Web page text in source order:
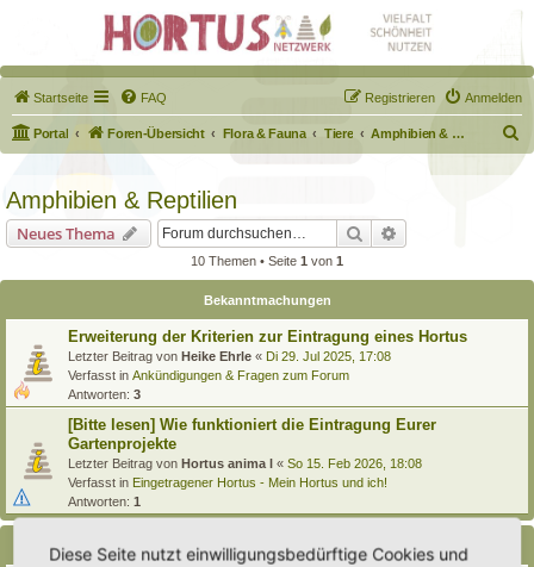
Startseite FAQ Anmelden
Registrieren
Portal Foren-Übersicht Flora & Fauna Tiere Amphibien & Reptilien
u
Amphibien & Reptilien
Neues Thema Suche
10 Themen • Seite 1 von 1
Bekanntmachungen
Erweiterung der Kriterien zur Eintragung eines Hortus
Letzter Beitrag von Heike Ehrle « Di 29. Jul 2025, 17:08
Verfasst in Ankündigungen & Fragen zum Forum
Antworten: 3
[Bitte lesen] Wie funktioniert die Eintragung Eurer
Gartenprojekte
Letzter Beitrag von Hortus anima l « So 15. Feb 2026, 18:08
Verfasst in Eingetragener Hortus - Mein Hortus und ich!
Antworten: 1
Themen
Diese Seite nutzt einwilligungsbedürftige Cookies und